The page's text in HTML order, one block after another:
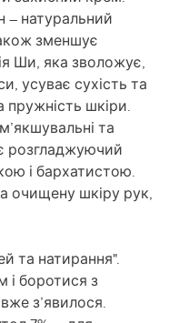
– натуральний
зменшує
Ши, яка зволожує,
усуває сухість та
пружність шкіри.
та
розгладжуючий
і бархатистою.
очищену шкіру рук,
та натирання".
і боротися з
з’явилося.